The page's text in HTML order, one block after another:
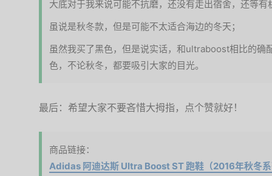
大底对于我来说可能不抗磨，还没有走出宿舍，还等有
虽说是秋冬款，但是可能不太适合海边的冬天；
虽然我买了黑色，但是说实话，和ultraboost相比的确
色，不论秋冬，都要吸引大家的目光。
最后：希望大家不要吝惜大拇指，点个赞就好！
商品链接：
Adidas 阿迪达斯 Ultra Boost ST 跑鞋（2016年秋冬